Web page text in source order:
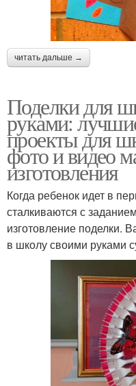
читать дальше →
Поделки для
руками:
проекты для
фото и видео
изготовления
Когда ребенок идет в
сталкиваются с
изготовление поделки.
в школу своими руками